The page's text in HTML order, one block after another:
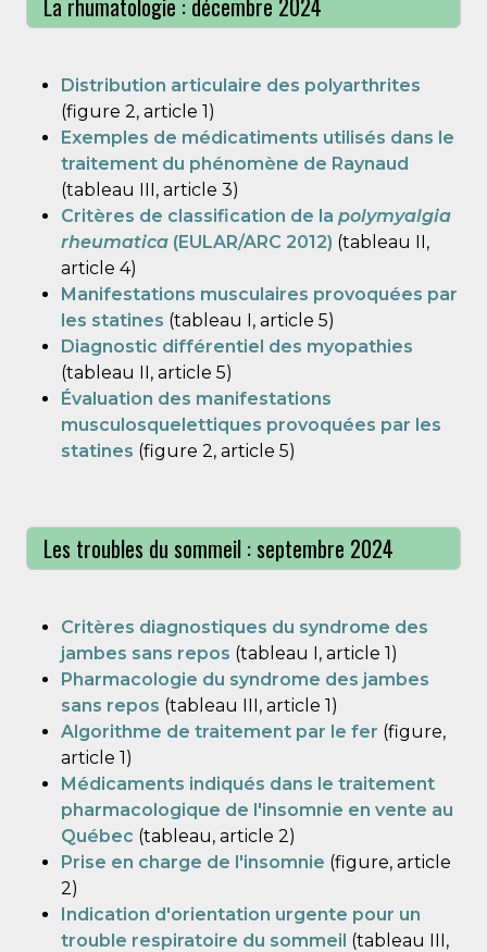
La rhumatologie : décembre 2024
Distribution articulaire des polyarthrites
(figure 2, article 1)
Exemples de médicatiments utilisés dans le
traitement du phénomène de Raynaud
(tableau III, article 3)
Critères de classification de la polymyalgia
rheumatica (EULAR/ARC 2012) (tableau II,
article 4)
Manifestations musculaires provoquées par
les statines (tableau I, article 5)
Diagnostic différentiel des myopathies
(tableau II, article 5)
Évaluation des manifestations
musculosquelettiques provoquées par les
statines (figure 2, article 5)
Les troubles du sommeil : septembre 2024
Critères diagnostiques du syndrome des
jambes sans repos (tableau I, article 1)
Pharmacologie du syndrome des jambes
sans repos (tableau III, article 1)
Algorithme de traitement par le fer (figure,
article 1)
Médicaments indiqués dans le traitement
pharmacologique de l'insomnie en vente au
Québec (tableau, article 2)
Prise en charge de l'insomnie (figure, article
2)
Indication d'orientation urgente pour un
trouble respiratoire du sommeil (tableau III,